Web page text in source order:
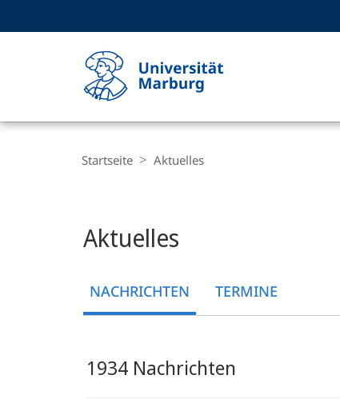
Philipps-
Marburg
Navigation
Startseite Aktuelles
Aktuelles
NACHRICHTEN TERMINE
1934 Nachrichten